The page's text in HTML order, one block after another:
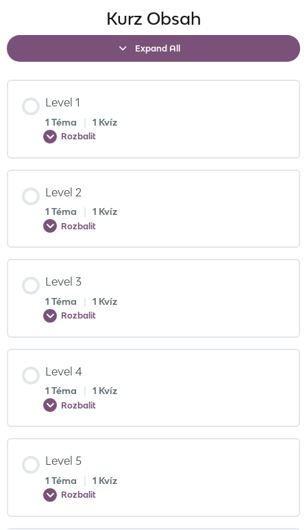
Kurz Obsah
Expand All
Level 1
1 Téma | 1 Kvíz
Rozbalit
Level 2
1 Téma 1 Kvíz
Rozbalit
Level 3
1 Téma 1 Kvíz
Rozbalit
Level 4
1 Téma 1 Kvíz
Rozbalit
Level 5
1 Téma 1 Kvíz
Rozbalit